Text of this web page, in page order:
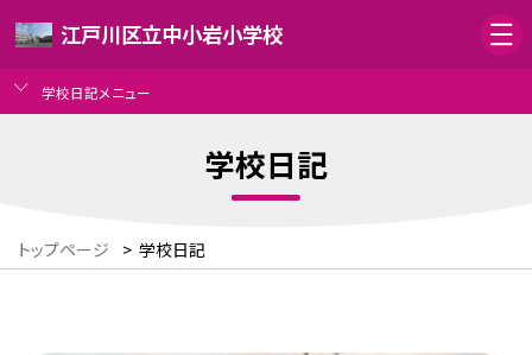
江戸川区立中小岩小学校
学校日記メニュー
学校日記
トップページ > 学校日記